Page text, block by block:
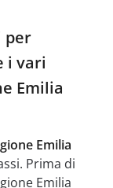
per
i vari
Emilia
Emilia
Prima di
Emilia